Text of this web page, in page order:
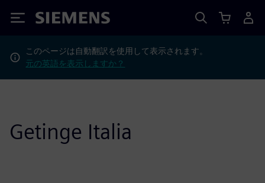
Siemens
このページは自動翻訳を使用して表示されます。
元の英語を表示しますか？
Getinge Italia